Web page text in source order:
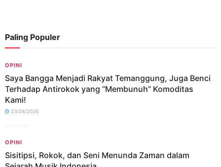
Paling Populer
OPINI
Saya Bangga Menjadi Rakyat Temanggung, Juga Benci
Terhadap Antirokok yang “Membunuh” Komoditas
Kami!
23/04/2026
OPINI
Sisitipsi, Rokok, dan Seni Menunda Zaman dalam